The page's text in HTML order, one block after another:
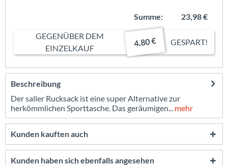
Summe:
23,98 €
GEGENÜBER DEM
EINZELKAUF
4,80 € GESPART!
Beschreibung
Der saller Rucksack ist eine super Alternative zur
herkömmlichen Sporttasche. Das geräumigen... mehr
Kunden kauften auch
Kunden haben sich ebenfalls angesehen